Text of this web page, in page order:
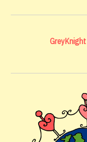
GreyKnight